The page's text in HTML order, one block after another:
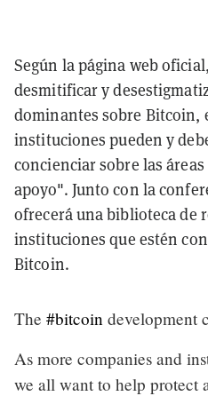
Según la página web
desmitificar y
dominantes sobre Bitcoin,
instituciones pueden y
concienciar sobre las
apoyo". Junto con la
ofrecerá una biblioteca de
instituciones que estén
Bitcoin.
The #bitcoin development
As more companies and
we all want to help protect